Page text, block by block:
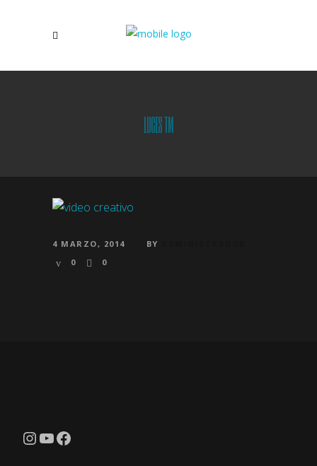
LUCES TM
4 MARZO, 2014 BY
0
0
Instagram
YouTube
Facebook